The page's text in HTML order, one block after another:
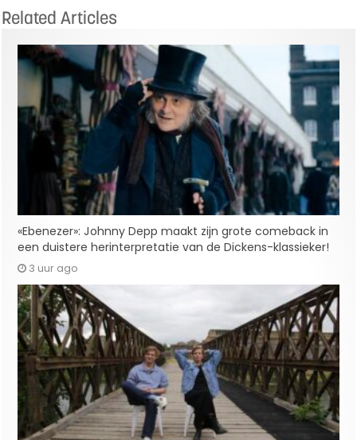
Related Articles
«Ebenezer»: Johnny Depp maakt zijn grote comeback in
een duistere herinterpretatie van de Dickens-klassieker!
3 uur ago